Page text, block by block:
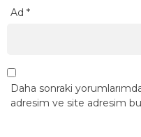
Ad *
Daha sonraki
adresim ve site adresim bu